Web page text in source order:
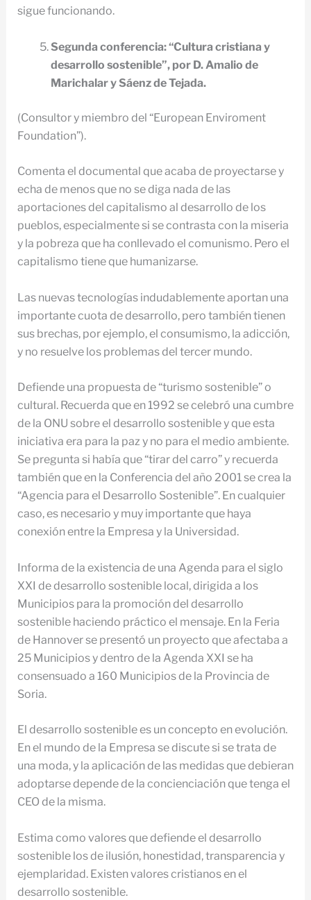
sigue funcionando.
Segunda conferencia: “Cultura cristiana y
desarrollo sostenible”, por D. Amalio de
Marichalar y Sáenz de Tejada.
(Consultor y miembro del “European Enviroment
Foundation”).
Comenta el documental que acaba de proyectarse y
echa de menos que no se diga nada de las
aportaciones del capitalismo al desarrollo de los
pueblos, especialmente si se contrasta con la miseria
y la pobreza que ha conllevado el comunismo. Pero el
capitalismo tiene que humanizarse.
Las nuevas tecnologías indudablemente aportan una
importante cuota de desarrollo, pero también tienen
sus brechas, por ejemplo, el consumismo, la adicción,
y no resuelve los problemas del tercer mundo.
Defiende una propuesta de “turismo sostenible” o
cultural. Recuerda que en 1992 se celebró una cumbre
de la ONU sobre el desarrollo sostenible y que esta
iniciativa era para la paz y no para el medio ambiente.
Se pregunta si había que “tirar del carro” y recuerda
también que en la Conferencia del año 2001 se crea la
“Agencia para el Desarrollo Sostenible”. En cualquier
caso, es necesario y muy importante que haya
conexión entre la Empresa y la Universidad.
Informa de la existencia de una Agenda para el siglo
XXI de desarrollo sostenible local, dirigida a los
Municipios para la promoción del desarrollo
sostenible haciendo práctico el mensaje. En la Feria
de Hannover se presentó un proyecto que afectaba a
25 Municipios y dentro de la Agenda XXI se ha
consensuado a 160 Municipios de la Provincia de
Soria.
El desarrollo sostenible es un concepto en evolución.
En el mundo de la Empresa se discute si se trata de
una moda, y la aplicación de las medidas que debieran
adoptarse depende de la concienciación que tenga el
CEO de la misma.
Estima como valores que defiende el desarrollo
sostenible los de ilusión, honestidad, transparencia y
ejemplaridad. Existen valores cristianos en el
desarrollo sostenible.